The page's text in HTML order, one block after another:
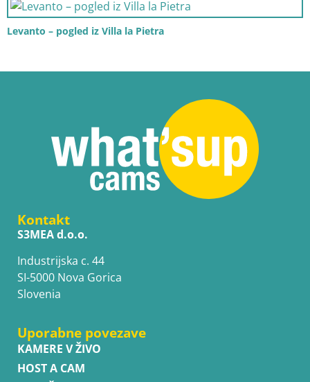
Levanto – pogled iz Villa la Pietra
Kontakt
S3MEA d.o.o.
Industrijska c. 44
SI-5000 Nova Gorica
Slovenia
Uporabne povezave
KAMERE V ŽIVO
HOST A CAM